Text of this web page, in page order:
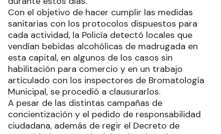
Con el objetivo de hacer cumplir las medidas
sanitarias con los protocolos dispuestos para
cada actividad, la Policía detectó locales que
vendían bebidas alcohólicas de madrugada en
esta capital, en algunos de los casos sin
habilitación para comercio y en un trabajo
articulado con los inspectores de Bromatología
Municipal, se procedió a clausurarlos.
A pesar de las distintas campañas de
concientización y el pedido de responsabilidad
ciudadana, además de regir el Decreto de